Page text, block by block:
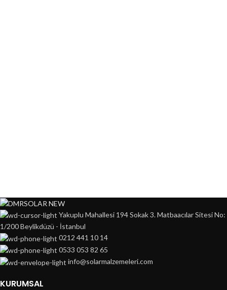
Yakuplu Mahallesi 194 Sokak 3. Matbaacılar Sitesi No:
1/200 Beylikdüzü - İstanbul
0212 441 10 14
0533 053 82 65
info@solarmalzemeleri.com
KURUMSAL